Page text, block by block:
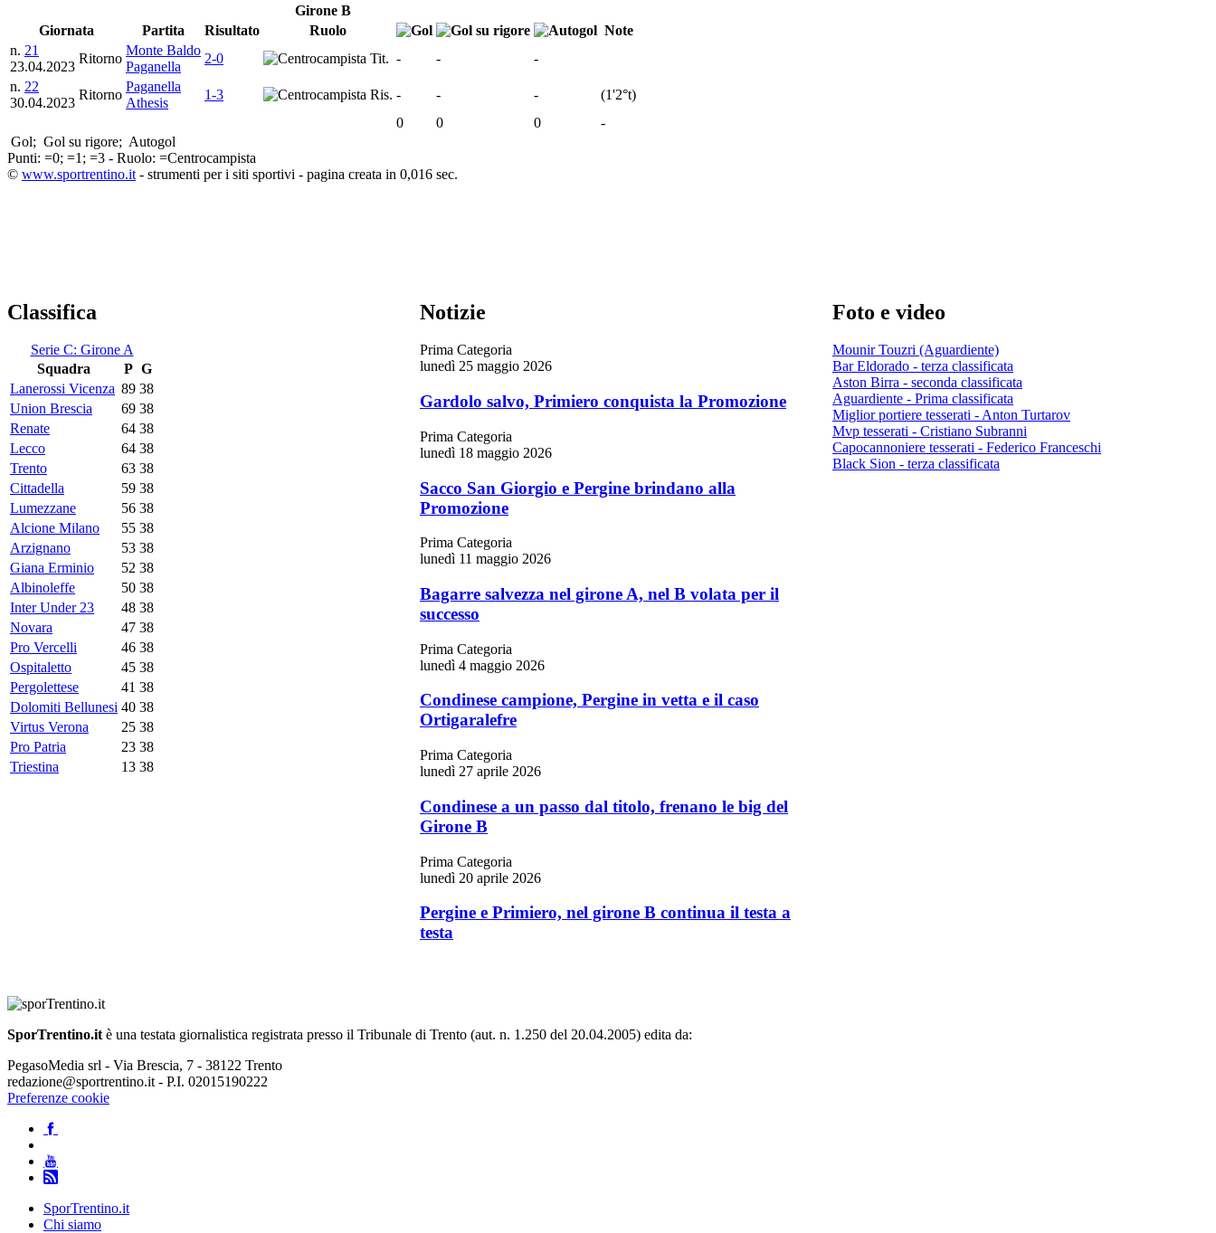
Girone B
Giornata
Partita Risultato Ruolo
Note
n. 21
23.04.2023
Ritorno
Monte Baldo
Paganella
2-0 Tit. - -
-
n. 22
30.04.2023
Ritorno
Paganella
Athesis
1-3 Ris. - - - (1'2°t)
0
0 0
-
Gol; Gol su rigore; Autogol
Punti: =0; =1; =3 - Ruolo: =Centrocampista
© www.sportrentino.it - strumenti per i siti sportivi - pagina creata in 0,016 sec.
Classifica
Serie C: Girone A
Squadra
P G
Lanerossi Vicenza 89 38
Union Brescia
69 38
Renate
64 38
Lecco
64 38
Trento
63 38
Cittadella
59 38
Lumezzane
56 38
Alcione Milano
55 38
Arzignano
53 38
Giana Erminio
52 38
Albinoleffe
50 38
Inter Under 23
48 38
Novara
47 38
Pro Vercelli
46 38
Ospitaletto
45 38
Pergolettese
41 38
Dolomiti Bellunesi 40 38
Virtus Verona
25 38
Pro Patria
23 38
Triestina
13 38
Notizie
Prima Categoria
lunedì 25 maggio 2026
Gardolo salvo, Primiero conquista la Promozione
Prima Categoria
lunedì 18 maggio 2026
Sacco San Giorgio e Pergine brindano alla
Promozione
Prima Categoria
lunedì 11 maggio 2026
Bagarre salvezza nel girone A, nel B volata per il
successo
Prima Categoria
lunedì 4 maggio 2026
Condinese campione, Pergine in vetta e il caso
Ortigaralefre
Prima Categoria
lunedì 27 aprile 2026
Condinese a un passo dal titolo, frenano le big del
Girone B
Prima Categoria
lunedì 20 aprile 2026
Pergine e Primiero, nel girone B continua il testa a
testa
Foto e video
Mounir Touzri (Aguardiente)
Bar Eldorado - terza classificata
Aston Birra - seconda classificata
Aguardiente - Prima classificata
Miglior portiere tesserati - Anton Turtarov
Mvp tesserati - Cristiano Subranni
Capocannoniere tesserati - Federico Franceschi
Black Sion - terza classificata
SporTrentino.it è una testata giornalistica registrata presso il Tribunale di Trento (aut. n. 1.250 del 20.04.2005) edita da:
PegasoMedia srl - Via Brescia, 7 - 38122 Trento
redazione@sportrentino.it - P.I. 02015190222
Preferenze cookie
SporTrentino.it
Chi siamo